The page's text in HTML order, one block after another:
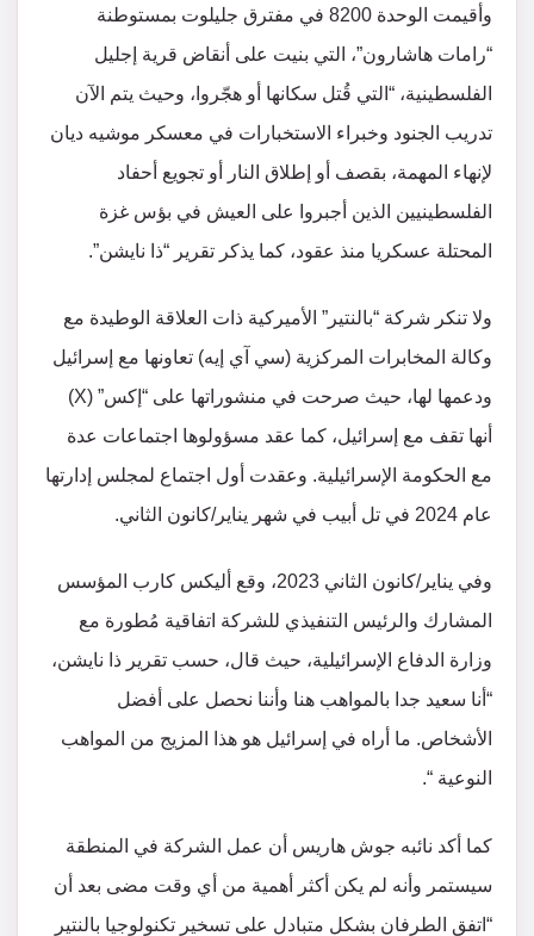
وأقيمت الوحدة 8200 في مفترق جليلوت بمستوطنة
“رامات هاشارون”، التي بنيت على أنقاض قرية إجليل
الفلسطينية، “التي قُتل سكانها أو هجّروا، وحيث يتم الآن
تدريب الجنود وخبراء الاستخبارات في معسكر موشيه ديان
لإنهاء المهمة، بقصف أو إطلاق النار أو تجويع أحفاد
الفلسطينيين الذين أجبروا على العيش في بؤس غزة
المحتلة عسكريا منذ عقود، كما يذكر تقرير “ذا نايشن”.
ولا تنكر شركة “بالنتير” الأميركية ذات العلاقة الوطيدة مع
وكالة المخابرات المركزية (سي آي إيه) تعاونها مع إسرائيل
ودعمها لها، حيث صرحت في منشوراتها على “إكس” (X)
أنها تقف مع إسرائيل، كما عقد مسؤولوها اجتماعات عدة
مع الحكومة الإسرائيلية. وعقدت أول اجتماع لمجلس إدارتها
عام 2024 في تل أبيب في شهر يناير/كانون الثاني.
وفي يناير/كانون الثاني 2023، وقع أليكس كارب المؤسس
المشارك والرئيس التنفيذي للشركة اتفاقية مُطورة مع
وزارة الدفاع الإسرائيلية، حيث قال، حسب تقرير ذا نايشن،
“أنا سعيد جدا بالمواهب هنا وأننا نحصل على أفضل
الأشخاص. ما أراه في إسرائيل هو هذا المزيج من المواهب
النوعية “.
كما أكد نائبه جوش هاريس أن عمل الشركة في المنطقة
سيستمر وأنه لم يكن أكثر أهمية من أي وقت مضى بعد أن
“اتفق الطرفان بشكل متبادل على تسخير تكنولوجيا بالنتير